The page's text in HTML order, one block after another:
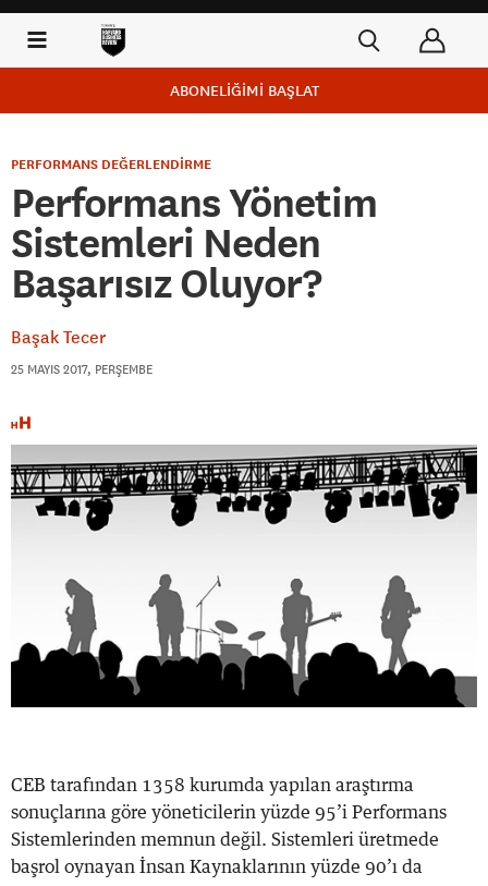
ABONELİĞİMİ BAŞLAT
PERFORMANS DEĞERLENDİRME
Performans Yönetim
Sistemleri Neden
Başarısız Oluyor?
Başak Tecer
25 MAYIS 2017, PERŞEMBE
CEB tarafından 1358 kurumda yapılan araştırma
sonuçlarına göre yöneticilerin yüzde 95’i Performans
Sistemlerinden memnun değil. Sistemleri üretmede
başrol oynayan İnsan Kaynaklarının yüzde 90’ı da